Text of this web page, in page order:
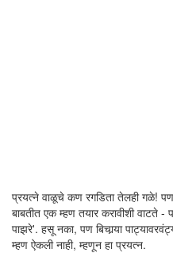
प्रयत्ने वाळूचे कण रगडिता तेलही गळे! पण
बाबतीत एक म्हण तयार करावीशी वाटते -
पाझरे'. हसू नका, पण बिचार्‍या
म्हण ऐकली नाही, म्हणून हा प्रयत्न.